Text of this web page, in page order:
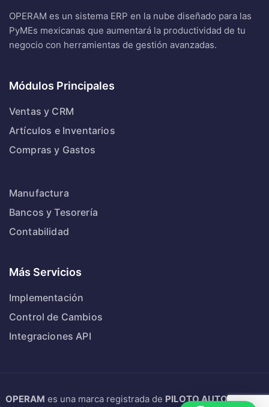
OPERAM es un sistema ERP en la nube diseñado para las
PyMEs mexicanas que aumentará la productividad de tu
negocio con herramientas de gestión avanzadas.
Módulos Principales
Ventas y CRM
Artículos e Inventarios
Compras y Gastos
Manufactura
Bancos y Tesorería
Contabilidad
Más Servicios
Implementación
Control de Cambios
Integraciones API
OPERAM es una marca registrada de PILOTO AUTOMATICO